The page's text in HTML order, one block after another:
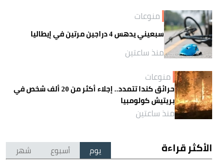
منوعات
سبعيني يدهس 4 دراجين مرتين في إيطاليا
منذ ساعتين
منوعات
حرائق كندا تتمدد.. إجلاء أكثر من 20 ألف شخص في
بريتيش كولومبيا
منذ ساعتين
الأكثر قراءة يوم أسبوع شهر